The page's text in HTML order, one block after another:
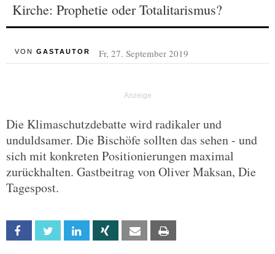
Kirche: Prophetie oder Totalitarismus?
VON GASTAUTOR Fr, 27. September 2019
Die Klimaschutzdebatte wird radikaler und
unduldsamer. Die Bischöfe sollten das sehen - und
sich mit konkreten Positionierungen maximal
zurückhalten. Gastbeitrag von Oliver Maksan, Die
Tagespost.
Facebook Twitter Linkedin Xing Email